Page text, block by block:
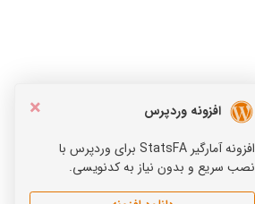
×
افزونه وردپرس
افزونه آمارگیر StatsFA برای وردپرس با
نصب سریع و بدون نیاز به کدنویسی.